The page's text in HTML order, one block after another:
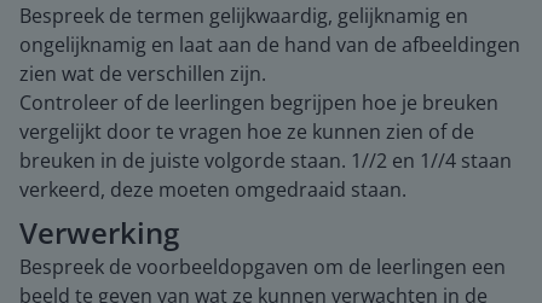
Bespreek de termen gelijkwaardig, gelijknamig en
ongelijknamig en laat aan de hand van de afbeeldingen
zien wat de verschillen zijn.
Controleer of de leerlingen begrijpen hoe je breuken
vergelijkt door te vragen hoe ze kunnen zien of de
breuken in de juiste volgorde staan. 1//2 en 1//4 staan
verkeerd, deze moeten omgedraaid staan.
Verwerking
Bespreek de voorbeeldopgaven om de leerlingen een
beeld te geven van wat ze kunnen verwachten in de